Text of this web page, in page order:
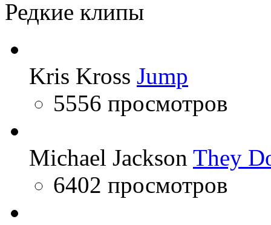
Редкие клипы
Kris Kross Jump
5556 просмотров
Michael Jackson They
6402 просмотров